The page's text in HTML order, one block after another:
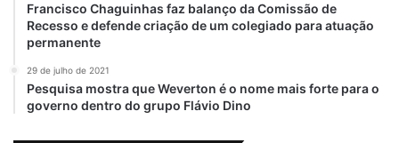
Francisco Chaguinhas faz balanço da Comissão de
Recesso e defende criação de um colegiado para atuação
permanente
29 de julho de 2021
Pesquisa mostra que Weverton é o nome mais forte para o
governo dentro do grupo Flávio Dino